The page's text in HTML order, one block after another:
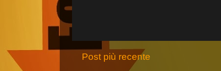
Post più recente